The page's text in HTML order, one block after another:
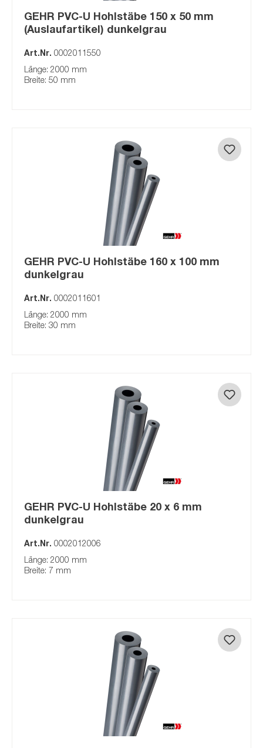
GEHR PVC-U Hohlstäbe 150 x 50 mm
(Auslaufartikel) dunkelgrau
Art.Nr. 0002011550
Länge: 2000 mm
Breite: 50 mm
GEHR PVC-U Hohlstäbe 160 x 100 mm
dunkelgrau
Art.Nr. 0002011601
Länge: 2000 mm
Breite: 30 mm
GEHR PVC-U Hohlstäbe 20 x 6 mm
dunkelgrau
Art.Nr. 0002012006
Länge: 2000 mm
Breite: 7 mm